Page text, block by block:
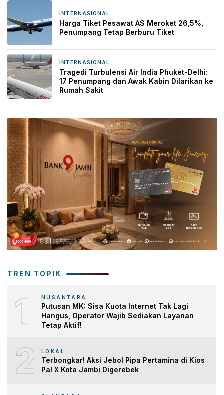
INTERNASIONAL
Harga Tiket Pesawat AS Meroket 26,5%,
Penumpang Tetap Berburu Tiket
INTERNASIONAL
Tragedi Turbulensi Air India Phuket-Delhi:
17 Penumpang dan Awak Kabin Dilarikan ke
Rumah Sakit
TREN TOPIK
1 NUSANTARA
Putusan MK: Sisa Kuota Internet Tak Lagi
Hangus, Operator Wajib Sediakan Layanan
Tetap Aktif!
2 LOKAL
Terbongkar! Aksi Jebol Pipa Pertamina di Kios
Pal X Kota Jambi Digerebek